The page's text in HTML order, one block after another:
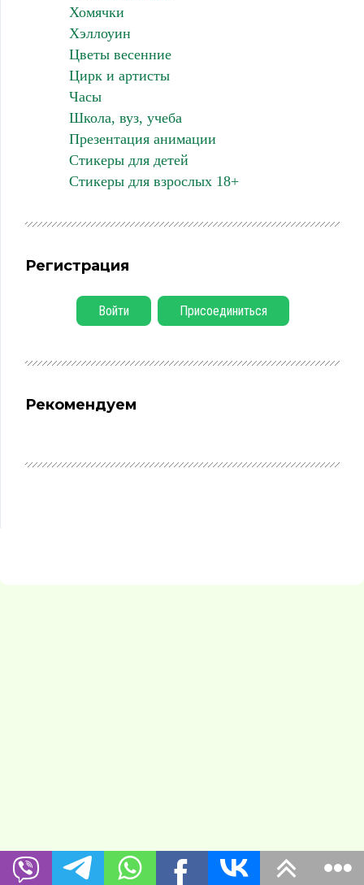
Хомячки
Хэллоуин
Цветы весенние
Цирк и артисты
Часы
Школа, вуз, учеба
Презентация анимации
Стикеры для детей
Стикеры для взрослых 18+
Регистрация
Войти Присоединиться
Рекомендуем